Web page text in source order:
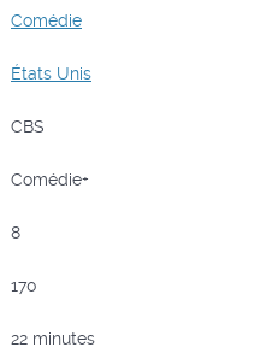
Comédie
États Unis
CBS
Comédie+
8
170
22 minutes